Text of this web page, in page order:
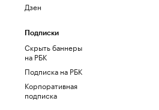
Дзен
Подписки
Скрыть баннеры
на РБК
Подписка на РБК
Корпоративная
подписка